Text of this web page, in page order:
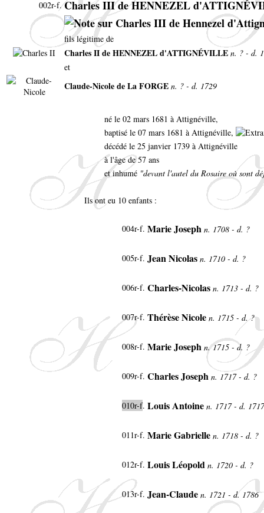
002r-f. Charles III de HENNEZEL
fils légitime de
Charles II de HENNEZEL d'ATTIGNÉVILLE n. ? - d.
et
Claude-Nicole de La FORGE n. ? - d. 1729
né le 02 mars 1681 à Attignéville,
baptisé le 07 mars 1681 à Attignéville,
décédé le 25 janvier 1739 à Attignéville
à l'âge de 57 ans
et inhumé "devant l'autel du Rosaire où sont
Ils ont eu 10 enfants :
004r-f. Marie Joseph n. 1708 - d. ?
005r-f. Jean Nicolas n. 1710 - d. ?
006r-f. Charles-Nicolas n. 1713 - d. ?
007r-f. Thérèse Nicole n. 1715 - d. ?
008r-f. Marie Joseph n. 1715 - d. ?
009r-f. Charles Joseph n. 1717 - d. ?
010r-f. Louis Antoine n. 1717 - d.
011r-f. Marie Gabrielle n. 1718 - d. ?
012r-f. Louis Léopold n. 1720 - d. ?
013r-f. Jean-Claude n. 1721 - d. 1786